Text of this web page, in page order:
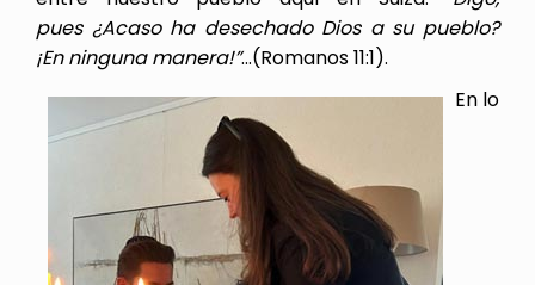
pues ¿Acaso ha desechado Dios a su pueblo?
¡En ninguna manera!”…(Romanos 11:1).
En lo